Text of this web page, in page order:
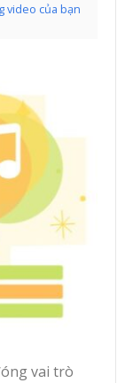
video của bạn
vai trò